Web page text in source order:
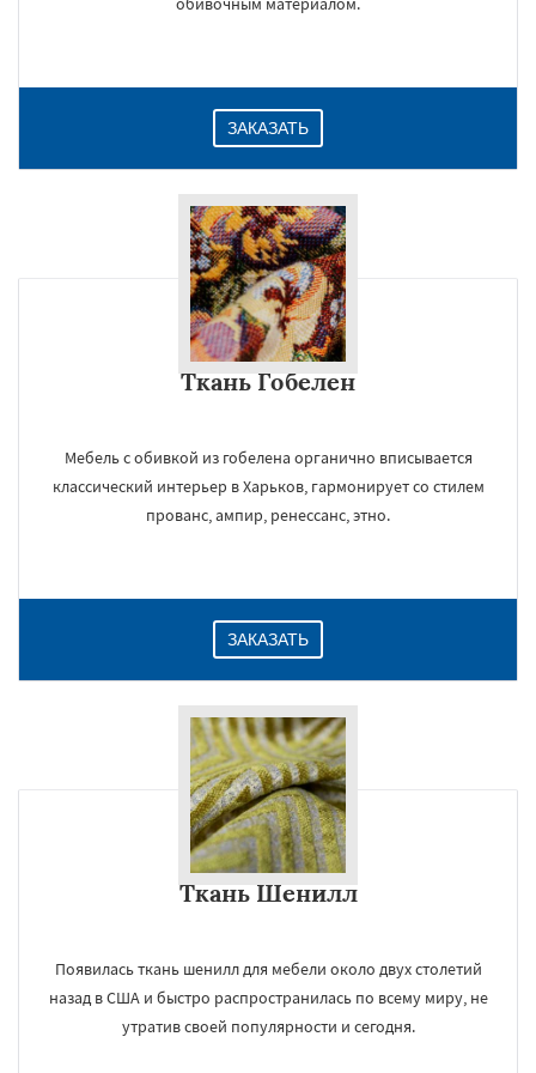
ЗАКАЗАТЬ
Ткань Гобелен
Мебель с обивкой из гобелена органично вписывается
классический интерьер в Харьков, гармонирует со стилем
прованс, ампир, ренессанс, этно.
ЗАКАЗАТЬ
Ткань Шенилл
Появилась ткань шенилл для мебели около двух столетий
назад в США и быстро распространилась по всему миру, не
утратив своей популярности и сегодня.